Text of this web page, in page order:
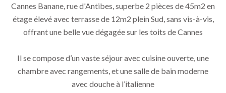
Cannes Banane, rue d'Antibes, superbe 2 pièces de 45m2 en
étage élevé avec terrasse de 12m2 plein Sud, sans vis-à-vis,
offrant une belle vue dégagée sur les toits de Cannes
Il se compose d’un vaste séjour avec cuisine ouverte, une
chambre avec rangements, et une salle de bain moderne
avec douche à l’italienne